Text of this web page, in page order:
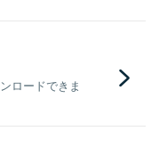
ロードできま